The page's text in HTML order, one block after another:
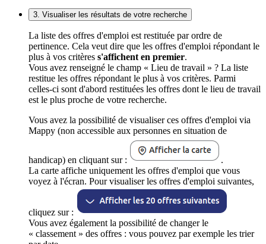
3. Visualiser les résultats de votre recherche
La liste des offres d'emploi est restituée par ordre de
pertinence. Cela veut dire que les offres d'emploi répondant le
plus à vos critères s'affichent en premier.
Vous avez renseigné le champ « Lieu de travail » ? La liste
restitue les offres répondant le plus à vos critères. Parmi
celles-ci sont d'abord restituées les offres dont le lieu de travail
est le plus proche de votre recherche.
Vous avez la possibilité de visualiser ces offres d'emploi via
Mappy (non accessible aux personnes en situation de
handicap) en cliquant sur :
.
La carte affiche uniquement les offres d'emploi que vous
voyez à l'écran. Pour visualiser les offres d'emploi suivantes,
cliquez sur :
Vous avez également la possibilité de changer le
« classement » des offres : vous pouvez par exemple les trier